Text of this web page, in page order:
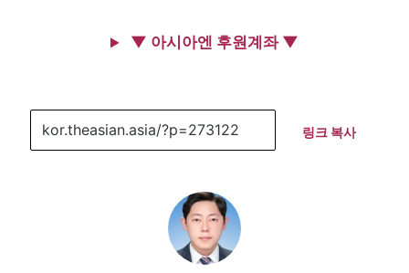
▼ 아시아엔 후원계좌 ▼
링크 복사